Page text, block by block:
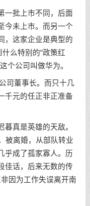
批上市不同，后面
今未上市。而另一个
，这家企业是典型的
么特别的“政策红
个公司叫做华为。
董事长。而只十几
千元的任正非正准备
真是英雄的天敌。
被离婚，从部队转业
乎成了孤家寡人。历
佳话，后来无数的传
因为工作失误离开南